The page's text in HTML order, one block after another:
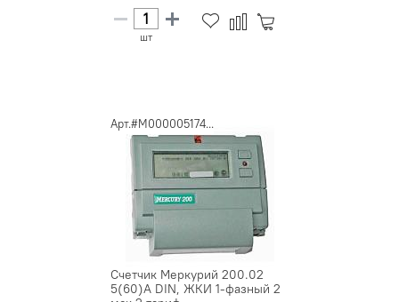
шт
Арт.#М000005174...
Счетчик Меркурий 200.02
5(60)А DIN, ЖКИ 1-фазный 2